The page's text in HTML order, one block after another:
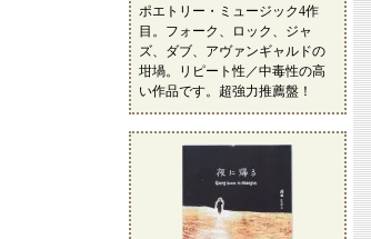
ポエトリー・ミュージック4作
目。フォーク、ロック、ジャ
ズ、ダブ、アヴァンギャルドの
坩堝。リピート性／中毒性の高
い作品です。超強力推薦盤！